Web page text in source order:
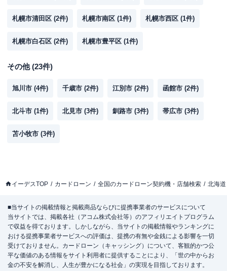
札幌市清田区 (2件) 札幌市南区 (1件) 札幌市西区 (1件)
札幌市白石区 (2件) 札幌市豊平区 (1件)
その他(23件)
旭川市 (4件) 千歳市 (2件) 江別市 (2件) 函館市 (2件)
北斗市 (1件) 北見市 (3件) 釧路市 (3件) 帯広市 (3件)
苫小牧市 (3件)
イーデスTOP カードローン 全国のカードローン契約機・店舗検索 北海道
■当サイトの掲載情報と掲載商品ならびに提携事業者のサービスについて
当サイトでは、掲載各社（アコム株式会社等）のアフィリエイトプログラム
で収益を得ております。しかしながら、当サイトの掲載情報やランキングに
おける提携事業者サービスへの評価は、提携の有無や金銭による影響を一切
受けておりません。カードローン（キャッシング）について、客観的かつ公
平な価値のある情報をサイト利用者に提供することにより、「世の中からお
金の不安を解消し、人生が豊かになる社会」の実現を目指しております。